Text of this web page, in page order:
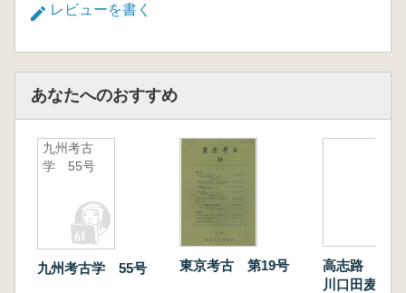
レビューを書く
あなたへのおすすめ
九州考古
学 55号
九州考古学 55号 東京考古 第19号
高志路 第
川口田麦山